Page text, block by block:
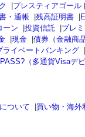
|プレスティアゴール
・通帳 |残高証明書 |
ーン |投資信託 |プレ
|現金 |債券（金融商
ライベートバンキング |
（多通貨Visaデ
ついて |買い物・海外